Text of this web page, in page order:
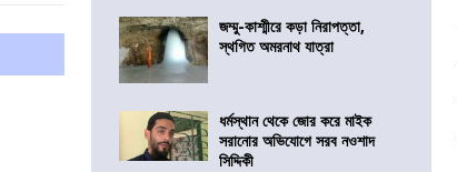
জম্মু-কাশ্মীরে কড়া নিরাপত্তা,
স্থগিত অমরনাথ যাত্রা
ধর্মস্থান থেকে জোর করে মাইক
সরানোর অভিযোগে সরব নওশাদ
সিদ্দিকী